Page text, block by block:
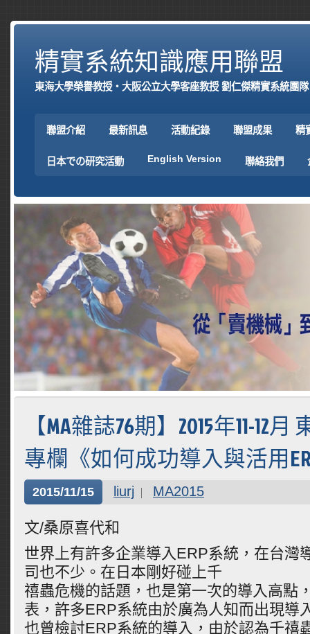
精實系統知識應用聯盟
東海大學榮譽教授‧大阪公立大學客座教授 劉仁傑精實系統團隊
聯盟介紹 最新訊息 活動紀錄 聯盟成果 精
日本での研究活動 English Version 聯絡我們
【MA雜誌76期】2015年11-12
專欄《如何成功導入與活用
2015/11/15 liurj MA2015
文/桑原喜代和
世界上有許多企業導入ERP系統，在台灣
司也不少。在日本剛好碰上千
禧蟲危機的話題，也是第一次的導入高點
表，許多ERP系統由於廣為人知而出現導
也曾檢討ERP系統的導入，由於認為千禧